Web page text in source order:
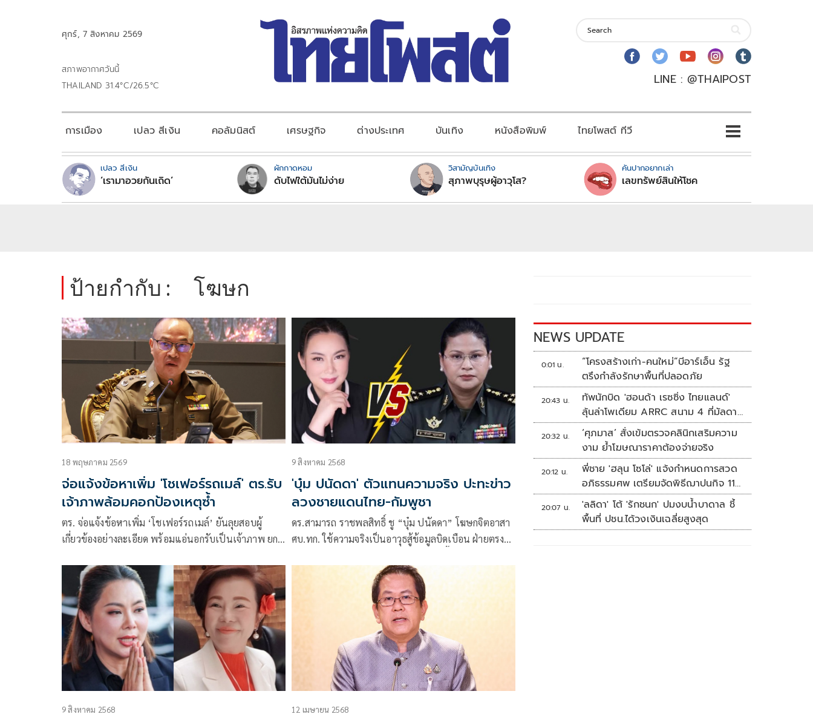
ศุกร์, 7 สิงหาคม 2569
สภาพอากาศวันนี้
THAILAND 31.4°C/26.5°C
LINE : @THAIPOST
การเมือง เปลว สีเงิน คอลัมนิสต์ เศรษฐกิจ ต่างประเทศ บันเทิง หนังสือพิมพ์ ไทยโพสต์ ทีวี
เปลว สีเงิน
‘เรามาอวยกันเถิด’
ผักกาดหอม
ดับไฟใต้มันไม่ง่าย
วิสามัญบันเทิง
สุภาพบุรุษผู้อาวุโส?
คันปากอยากเล่า
เลขทรัพย์สินให้โชค
ป้ายกำกับ : โฆษก
18 พฤษภาคม 2569
จ่อแจ้งข้อหาเพิ่ม 'โชเฟอร์รถเมล์' ตร.รับ
เจ้าภาพล้อมคอกป้องเหตุซ้ำ
ตร. จ่อแจ้งข้อหาเพิ่ม ‘โชเฟอร์รถเมล์’ ยันลุยสอบผู้
เกี่ยวข้องอย่างละเอียด พร้อมแอ่นอกรับเป็นเจ้าภาพ ยก
เหตุซ้ำอีก
9 สิงหาคม 2568
'บุ๋ม ปนัดดา' ตัวแทนความจริง ปะทะข่าว
ลวงชายแดนไทย-กัมพูชา
ดร.สามารถ ราชพลสิทธิ์ ชู “บุ๋ม ปนัดดา” โฆษกจิตอาสา
ศบ.ทก. ใช้ความจริงเป็นอาวุธสู้ข้อมูลบิดเบือน ฝ่ายตรง
ศรัทธาที่คนไทยต้องยืนหยัดปกป้องเกียรติยศชาติด้วย
ข้อมูลตรงไปตรงมาและความเคารพ
9 สิงหาคม 2568 12 เมษายน 2568
NEWS UPDATE
0:01 น.
“โครงสร้างเก่า-คนใหม่”บีอาร์เอ็น รัฐ
ตรึงกำลังรักษาพื้นที่ปลอดภัย
20:43 น.
ทัพนักบิด 'ฮอนด้า เรซซิ่ง ไทยแลนด์'
ลุ้นล่าโพเดียม ARRC สนาม 4 ที่มัลดาลิ
กา
20:32 น.
‘ศุภมาส’ สั่งเข้มตรวจคลินิกเสริมความ
งาม ย้ำโฆษณาราคาต้องจ่ายจริง
20:12 น.
พี่ชาย 'ฮลุน โซโล่' แจ้งกำหนดการสวด
อภิธรรมศพ เตรียมจัดพิธีฌาปนกิจ 11
ส.ค.
20:07 น.
'ลลิดา' โต้ 'รักชนก' ปมงบน้ำบาดาล ชี้
พื้นที่ ปชน.ได้วงเงินเฉลี่ยสูงสุด